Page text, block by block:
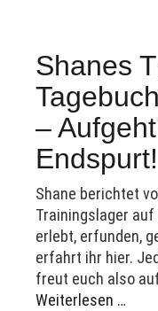
Shanes
–
Endspurt!
Shane berichtet
Trainingslager auf
erlebt, erfunden,
erfahrt ihr hier.
freut euch also
Weiterlesen …